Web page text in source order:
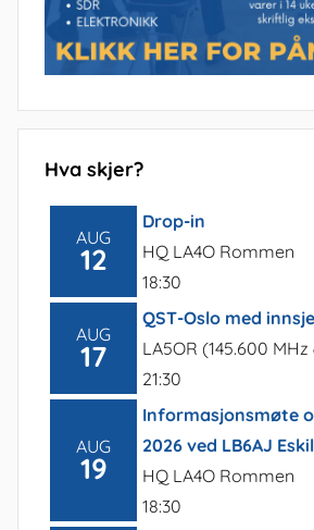
Hva skjer?
AUG
12
Drop-in
HQ LA4O Rommen
18:30
AUG
17
QST-Oslo med
LA5OR (145.600 MHz
21:30
AUG
19
Informasjonsmøte
2026 ved LB6AJ Eskil
HQ LA4O Rommen
18:30